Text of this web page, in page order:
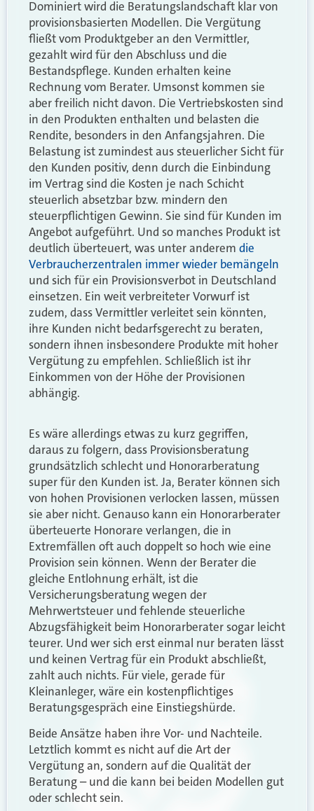
Dominiert wird die Beratungslandschaft klar von
provisionsbasierten Modellen. Die Vergütung
fließt vom Produktgeber an den Vermittler,
gezahlt wird für den Abschluss und die
Bestandspflege. Kunden erhalten keine
Rechnung vom Berater. Umsonst kommen sie
aber freilich nicht davon. Die Vertriebskosten sind
in den Produkten enthalten und belasten die
Rendite, besonders in den Anfangsjahren. Die
Belastung ist zumindest aus steuerlicher Sicht für
den Kunden positiv, denn durch die Einbindung
im Vertrag sind die Kosten je nach Schicht
steuerlich absetzbar bzw. mindern den
steuerpflichtigen Gewinn. Sie sind für Kunden im
Angebot aufgeführt. Und so manches Produkt ist
deutlich überteuert, was unter anderem die
Verbraucherzentralen immer wieder bemängeln
und sich für ein Provisionsverbot in Deutschland
einsetzen. Ein weit verbreiteter Vorwurf ist
zudem, dass Vermittler verleitet sein könnten,
ihre Kunden nicht bedarfsgerecht zu beraten,
sondern ihnen insbesondere Produkte mit hoher
Vergütung zu empfehlen. Schließlich ist ihr
Einkommen von der Höhe der Provisionen
abhängig.
Es wäre allerdings etwas zu kurz gegriffen,
daraus zu folgern, dass Provisionsberatung
grundsätzlich schlecht und Honorarberatung
super für den Kunden ist. Ja, Berater können sich
von hohen Provisionen verlocken lassen, müssen
sie aber nicht. Genauso kann ein Honorarberater
überteuerte Honorare verlangen, die in
Extremfällen oft auch doppelt so hoch wie eine
Provision sein können. Wenn der Berater die
gleiche Entlohnung erhält, ist die
Versicherungsberatung wegen der
Mehrwertsteuer und fehlende steuerliche
Abzugsfähigkeit beim Honorarberater sogar leicht
teurer. Und wer sich erst einmal nur beraten lässt
und keinen Vertrag für ein Produkt abschließt,
zahlt auch nichts. Für viele, gerade für
Kleinanleger, wäre ein kostenpflichtiges
Beratungsgespräch eine Einstiegshürde.
Beide Ansätze haben ihre Vor- und Nachteile.
Letztlich kommt es nicht auf die Art der
Vergütung an, sondern auf die Qualität der
Beratung – und die kann bei beiden Modellen gut
oder schlecht sein.